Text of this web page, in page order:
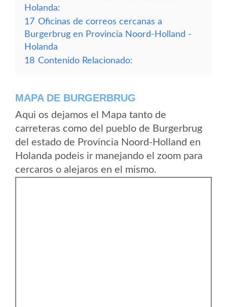
Holanda:
17 Oficinas de correos cercanas a
Burgerbrug en Provincia Noord-Holland -
Holanda
18 Contenido Relacionado:
MAPA DE BURGERBRUG
Aqui os dejamos el Mapa tanto de
carreteras como del pueblo de Burgerbrug
del estado de Provincia Noord-Holland en
Holanda podeis ir manejando el zoom para
cercaros o alejaros en el mismo.